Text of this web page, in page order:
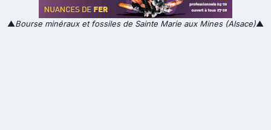
▲Bourse minéraux et fossiles de Sainte Marie aux Mines (Alsace)▲